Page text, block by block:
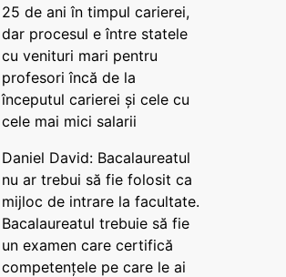
25 de ani în timpul carierei,
dar procesul e între statele
cu venituri mari pentru
profesori încă de la
începutul carierei și cele cu
cele mai mici salarii
Daniel David: Bacalaureatul
nu ar trebui să fie folosit ca
mijloc de intrare la facultate.
Bacalaureatul trebuie să fie
un examen care certifică
competențele pe care le ai